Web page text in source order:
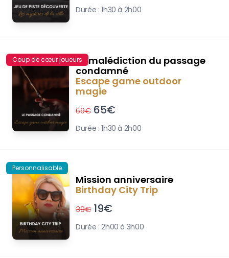
Durée :1h30 à 2h00
Coup de cœur joueursLa malédiction du passage
condamné
Escape game outdoor
magie
69€ 65€
Durée :1h30 à 2h00
Personnalisable
Mission anniversaire
Birthday City Trip
39€ 19€
Durée :2h00 à 3h00